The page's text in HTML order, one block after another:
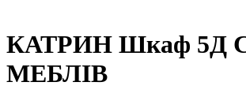
КАТРИН Шкаф 5Д
МЕБЛІВ